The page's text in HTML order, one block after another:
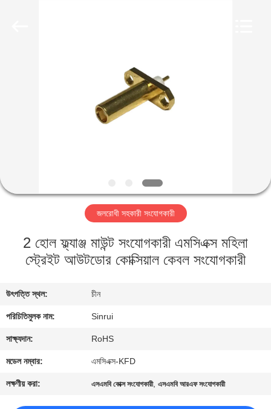
কারখানা
যোগাযোগ
করুন
উদ্ধৃতির
জলরোধী সহকারী সংযোগকারী
2 হোল ফ্ল্যাঞ্জ মাউন্ট সংযোগকারী এমসিএক্স মহিলা
স্ট্রেইট আউটডোর কোক্সিয়াল কেবল সংযোগকারী
উৎপত্তি স্থল: চীন
পরিচিতিমুলক নাম: Sinrui
সাক্ষ্যদান: RoHS
মডেল নম্বার: এমসিএক্স-KFD
লক্ষণীয় করা: এসএমবি কোক্স সংযোগকারী,এসএমবি আরএফ সংযোগকারী